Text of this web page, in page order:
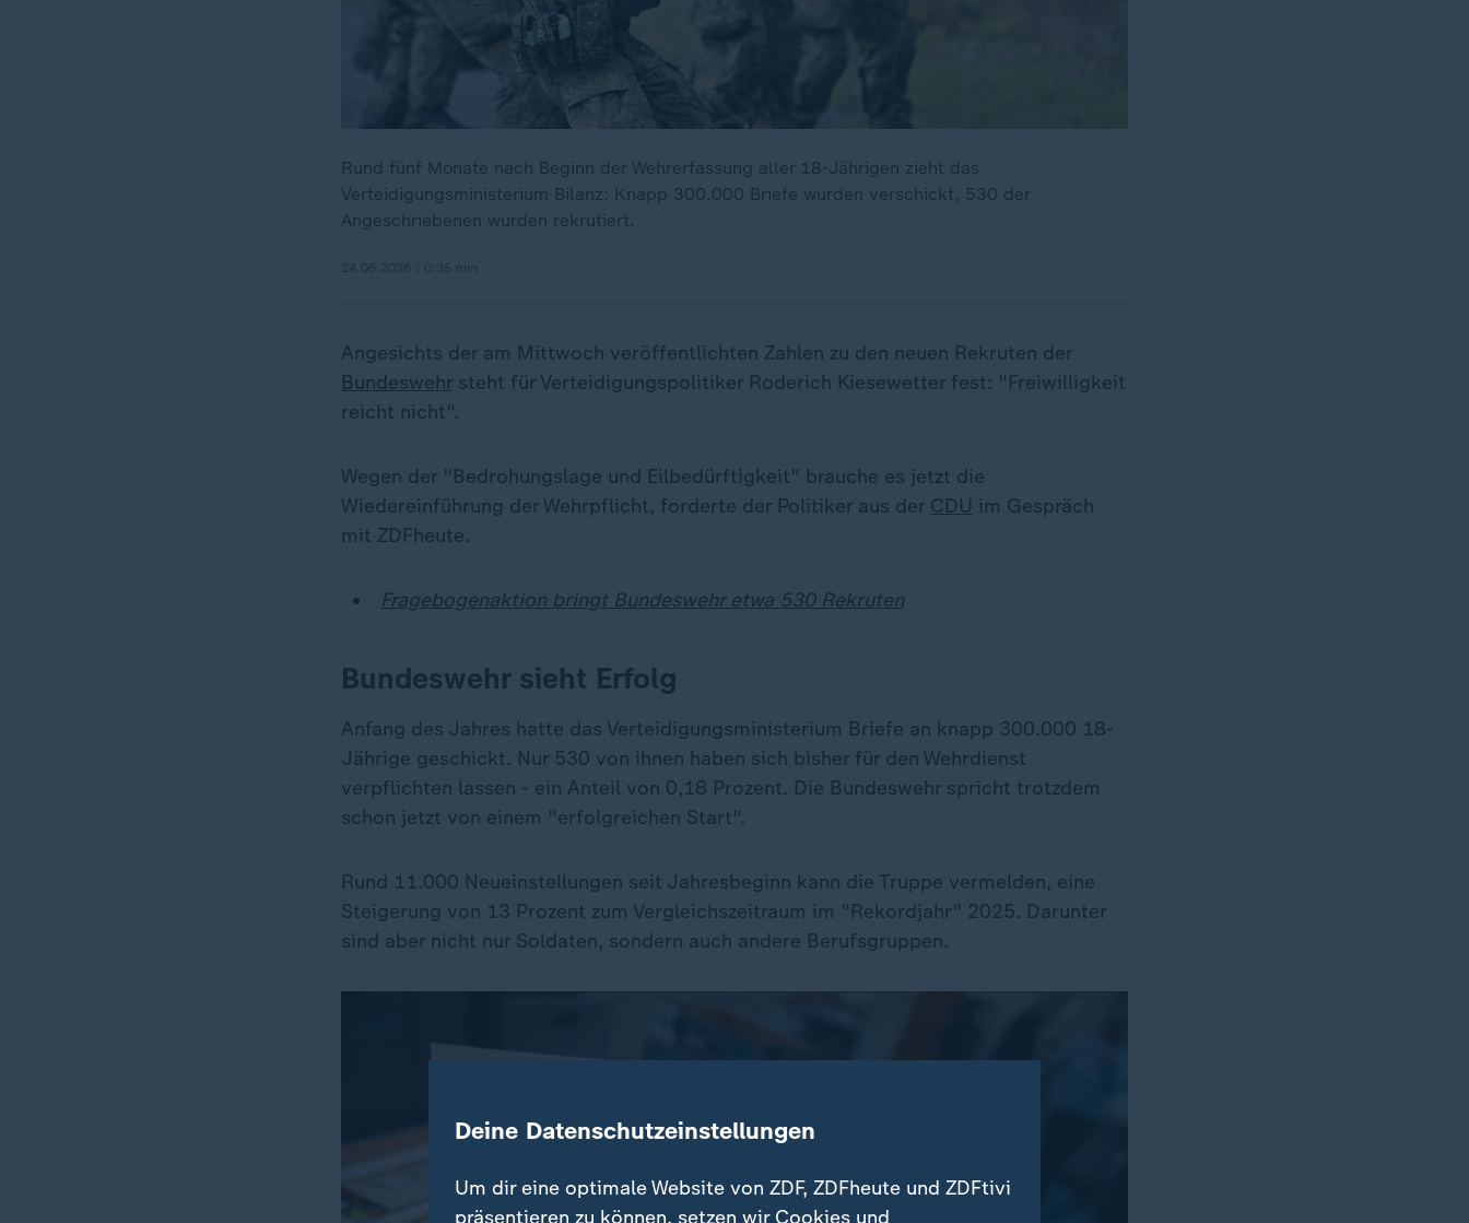
Rund fünf Monate nach Beginn der Wehrerfassung aller 18-Jährigen zieht das
Verteidigungsministerium Bilanz: Knapp 300.000 Briefe wurden verschickt, 530 der
Angeschriebenen wurden rekrutiert.
Angesichts der am Mittwoch veröffentlichten Zahlen zu den neuen Rekruten der
Bundeswehr steht für Verteidigungspolitiker Roderich Kiesewetter fest: "Freiwilligkeit
reicht nicht".
Wegen der "Bedrohungslage und Eilbedürftigkeit" brauche es jetzt die
Wiedereinführung der Wehrpflicht, forderte der Politiker aus der CDU im Gespräch
mit ZDFheute.
Fragebogenaktion bringt Bundeswehr etwa 530 Rekruten
Bundeswehr sieht Erfolg
Anfang des Jahres hatte das Verteidigungsministerium Briefe an knapp 300.000 18-
Jährige geschickt. Nur 530 von ihnen haben sich bisher für den Wehrdienst
verpflichten lassen - ein Anteil von 0,18 Prozent. Die Bundeswehr spricht trotzdem
schon jetzt von einem "erfolgreichen Start".
Rund 11.000 Neueinstellungen seit Jahresbeginn kann die Truppe vermelden, eine
Steigerung von 13 Prozent zum Vergleichszeitraum im "Rekordjahr" 2025. Darunter
sind aber nicht nur Soldaten, sondern auch andere Berufsgruppen.
Deine Datenschutzeinstellungen
Um dir eine optimale Website von ZDF, ZDFheute und ZDFtivi
präsentieren zu können, setzen wir Cookies und